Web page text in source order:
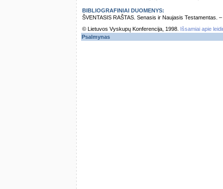
BIBLIOGRAFINIAI DUOMENYS:
ŠVENTASIS RAŠTAS. Senasis ir Naujasis Testamentas.
© Lietuvos Vyskupų Konferencija, 1998.
Išsamiai apie
Psalmynas